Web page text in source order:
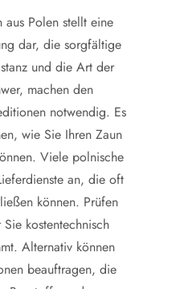
aus Polen stellt eine
dar, die sorgfältige
und die Art der
machen den
notwendig. Es
wie Sie Ihren Zaun
Viele polnische
an, die oft
können. Prüfen
kostentechnisch
Alternativ können
beauftragen, die